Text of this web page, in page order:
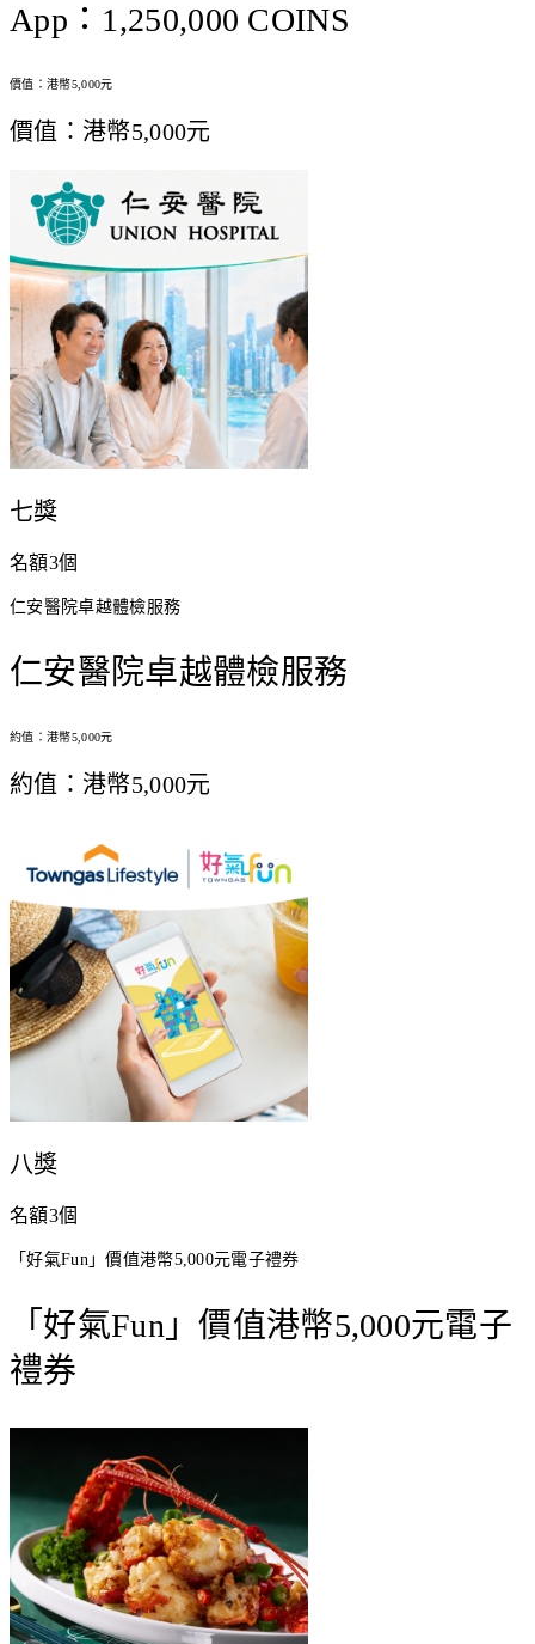
App：1,250,000 COINS
價值：港幣5,000元
價值：港幣5,000元
七獎
名額3個
仁安醫院卓越體檢服務
仁安醫院卓越體檢服務
約值：港幣5,000元
約值：港幣5,000元
八獎
名額3個
「好氣Fun」價值港幣5,000元電子禮券
「好氣Fun」價值港幣5,000元電子
禮券